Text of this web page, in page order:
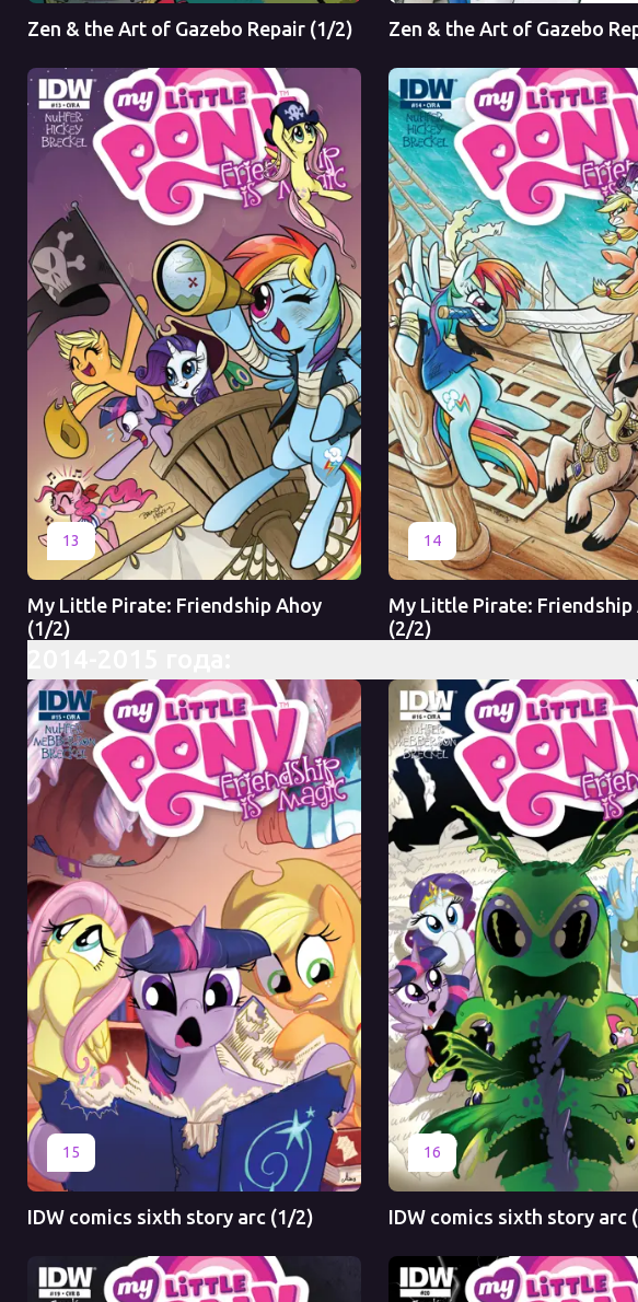
Zen & the Art of Gazebo Repair (1/2) Zen & the Art of Gazebo
13
Оригинал Перевод
My Little Pirate: Friendship Ahoy
(1/2)
14
Оригинал Перевод
My Little Pirate: Friendship
(2/2)
15
Оригинал Перевод
IDW comics sixth story arc (1/2)
16
Оригинал Перевод
IDW comics sixth story arc